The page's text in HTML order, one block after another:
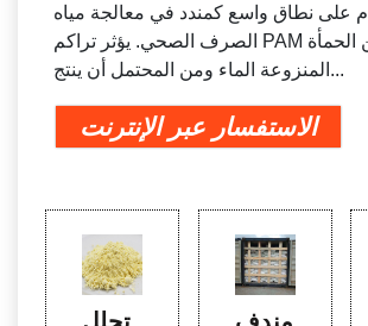
على نطاق واسع كمندد في معالجة مياه
الصرف الصحي. يؤثر تراكم PAM على تكوين الحمأة
المنزوعة الماء ومن المحتمل أن ينتج...
الاستفسار عبر الإنترنت